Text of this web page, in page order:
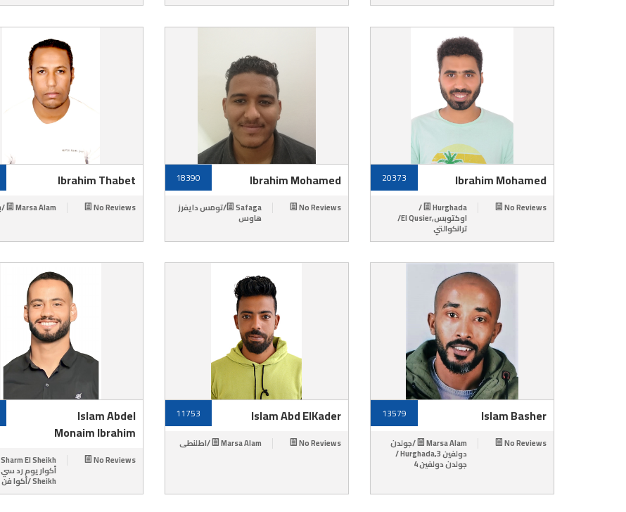
Ibrahim Mohamed
20373
No Reviews
Hurghada /
اوكتوبس,El Qusier/
ترانكوالتي
Ibrahim Mohamed
18390
No Reviews Safaga/تومس دايفرز
هاوس
Ibrahim Thabet
No Reviews Marsa Alam /بلو أوشن
Islam Basher
13579
No Reviews Marsa Alam /جولدن
دولفين 3,Hurghada /
جولدن دولفين 4
Islam Abd ElKader
11753
No Reviews Marsa Alam /اطلنطى
Islam Abdel
Monaim Ibrahim
No Reviews
Sheikh /أكوا فن شارم